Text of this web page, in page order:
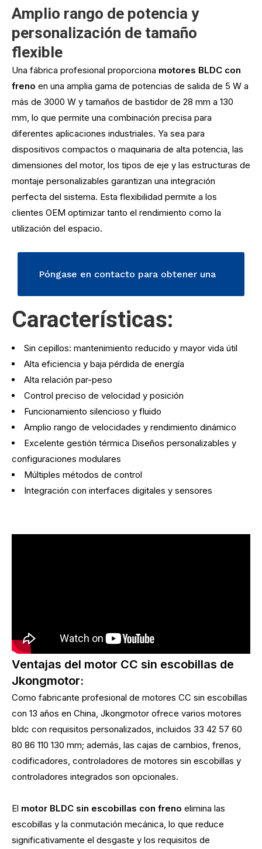
Amplio rango de potencia y
personalización de tamaño
flexible
Una fábrica profesional proporciona motores BLDC con
freno en una amplia gama de potencias de salida de 5 W a
más de 3000 W y tamaños de bastidor de 28 mm a 130
mm, lo que permite una combinación precisa para
diferentes aplicaciones industriales. Ya sea para
dispositivos compactos o maquinaria de alta potencia, las
dimensiones del motor, los tipos de eje y las estructuras de
montaje personalizables garantizan una integración
perfecta del sistema. Esta flexibilidad permite a los
clientes OEM optimizar tanto el rendimiento como la
utilización del espacio.
Póngase en contacto para obtener una
solución de movimiento BLDC
Características:
Sin cepillos: mantenimiento reducido y mayor vida útil
Alta eficiencia y baja pérdida de energía
Alta relación par-peso
Control preciso de velocidad y posición
Funcionamiento silencioso y fluido
Amplio rango de velocidades y rendimiento dinámico
Excelente gestión térmica Diseños personalizables y
configuraciones modulares
Múltiples métodos de control
Integración con interfaces digitales y sensores
Ventajas del motor CC sin escobillas de
Jkongmotor:
Como fabricante profesional de motores CC sin escobillas
con 13 años en China, Jkongmotor ofrece varios motores
bldc con requisitos personalizados, incluidos 33 42 57 60
80 86 110 130 mm; además, las cajas de cambios, frenos,
codificadores, controladores de motores sin escobillas y
controladores integrados son opcionales.
El motor BLDC sin escobillas con freno elimina las
escobillas y la conmutación mecánica, lo que reduce
significativamente el desgaste y los requisitos de